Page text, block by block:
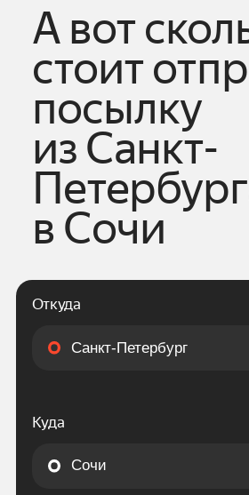
А вот
стоит
посылку
изСанкт-
в Сочи
Откуда
Куда